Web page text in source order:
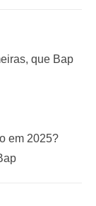
que Bap
em 2025?